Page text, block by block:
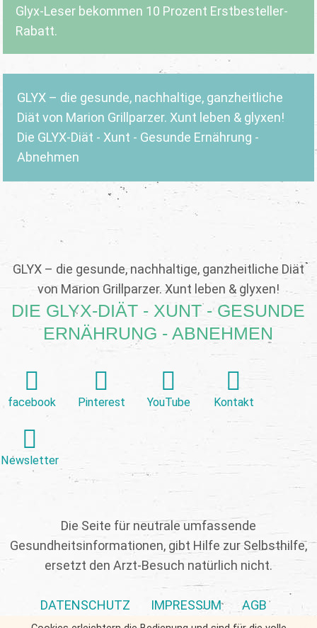
Glyx-Leser bekommen 10 Prozent Erstbesteller-
Rabatt.
GLYX – die gesunde, nachhaltige, ganzheitliche
Diät von Marion Grillparzer. Xunt leben & glyxen!
Die GLYX-Diät - Xunt - Gesunde Ernährung -
Abnehmen
GLYX – die gesunde, nachhaltige, ganzheitliche Diät
von Marion Grillparzer. Xunt leben & glyxen!
DIE GLYX-DIÄT - XUNT - GESUNDE
ERNÄHRUNG - ABNEHMEN
facebook Pinterest YouTube Kontakt
Newsletter
Die Seite für neutrale umfassende
Gesundheitsinformationen, gibt Hilfe zur Selbsthilfe,
ersetzt den Arzt-Besuch natürlich nicht.
DATENSCHUTZ IMPRESSUM AGB